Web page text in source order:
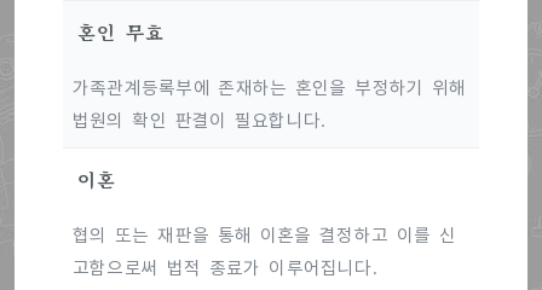
혼인 무효
가족관계등록부에 존재하는 혼인을 부정하기 위해
법원의 확인 판결이 필요합니다.
이혼
협의 또는 재판을 통해 이혼을 결정하고 이를 신
고함으로써 법적 종료가 이루어집니다.